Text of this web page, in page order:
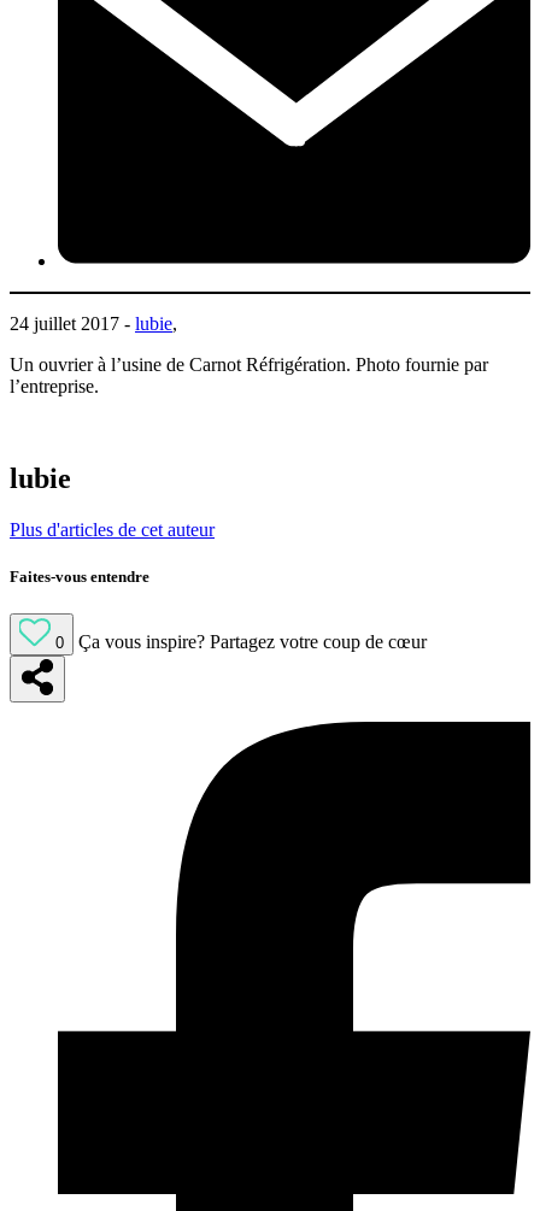
24 juillet 2017 - lubie,
Un ouvrier à l’usine de Carnot Réfrigération. Photo fournie par
l’entreprise.
lubie
Plus d'articles de cet auteur
Faites-vous entendre
0 Ça vous inspire? Partagez votre coup de cœur